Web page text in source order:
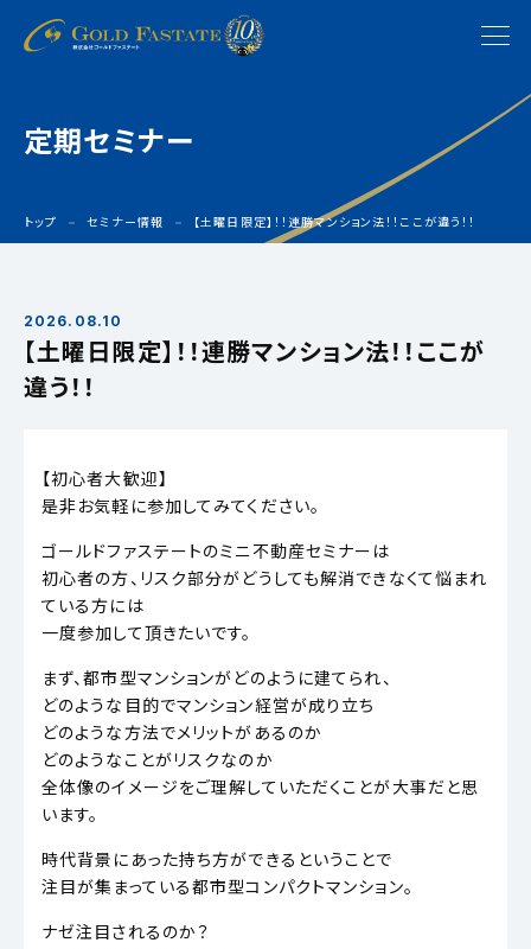
定期セミナー
トップ セミナー情報 【土曜日限定】！！連勝マンション法！！ここが違う！！
2026.08.10
【土曜日限定】！！連勝マンション法！！ここが
違う！！
【初心者大歓迎】
是非お気軽に参加してみてください。
ゴールドファステートのミニ不動産セミナーは
初心者の方、リスク部分がどうしても解消できなくて悩まれ
ている方には
一度参加して頂きたいです。
まず、都市型マンションがどのように建てられ、
どのような目的でマンション経営が成り立ち
どのような方法でメリットがあるのか
どのようなことがリスクなのか
全体像のイメージをご理解していただくことが大事だと思
います。
時代背景にあった持ち方ができるということで
注目が集まっている都市型コンパクトマンション。
ナゼ注目されるのか？